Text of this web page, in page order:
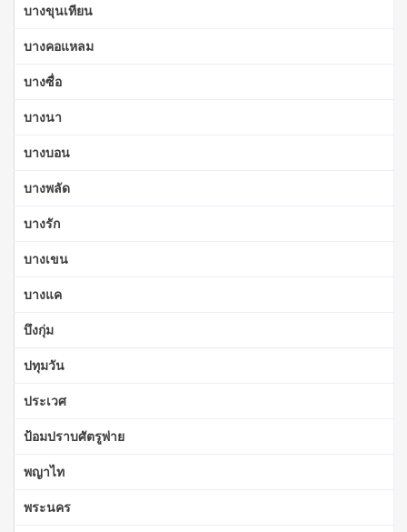
บางขุนเทียน
บางคอแหลม
บางซื่อ
บางนา
บางบอน
บางพลัด
บางรัก
บางเขน
บางแค
บึงกุ่ม
ปทุมวัน
ประเวศ
ป้อมปราบศัตรูพ่าย
พญาไท
พระนคร